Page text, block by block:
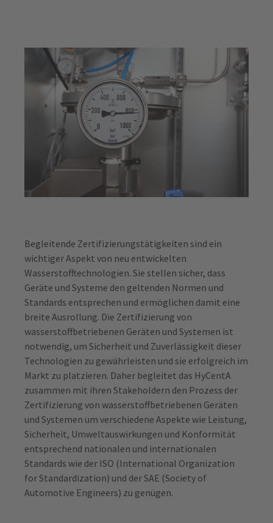
Begleitende Zertifizierungstätigkeiten sind ein
wichtiger Aspekt von neu entwickelten
Wasserstofftechnologien. Sie stellen sicher, dass
Geräte und Systeme den geltenden Normen und
Standards entsprechen und ermöglichen damit eine
breite Ausrollung. Die Zertifizierung von
wasserstoffbetriebenen Geräten und Systemen ist
notwendig, um Sicherheit und Zuverlässigkeit dieser
Technologien zu gewährleisten und sie erfolgreich im
Markt zu platzieren. Daher begleitet das HyCentA
zusammen mit ihren Stakeholdern den Prozess der
Zertifizierung von wasserstoffbetriebenen Geräten
und Systemen um verschiedene Aspekte wie Leistung,
Sicherheit, Umweltauswirkungen und Konformität
entsprechend nationalen und internationalen
Standards wie der ISO (International Organization
for Standardization) und der SAE (Society of
Automotive Engineers) zu genügen.